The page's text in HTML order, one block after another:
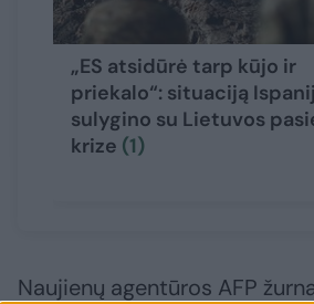
„ES atsidūrė tarp kūjo ir
priekalo“: situaciją
sulygino su Lietuvos
krize (1)
Naujienų agentūros AFP